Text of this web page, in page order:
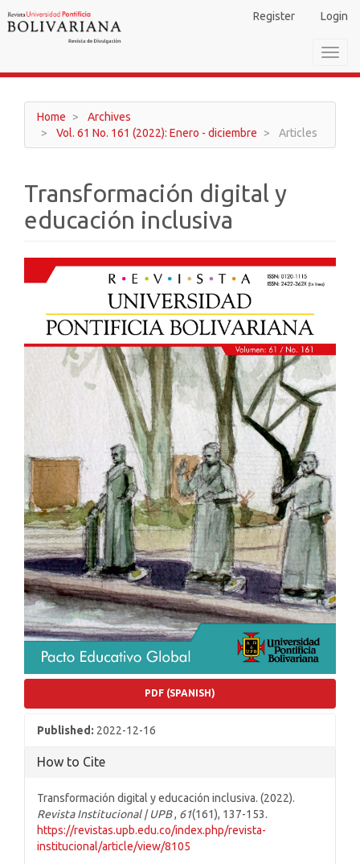
Navigation
Sidebar
Register Login
Home
Archives
Vol. 61 No. 161 (2022): Enero - diciembre
Articles
Transformación digital y
educación inclusiva
Article
Sidebar
PDF (SPANISH)
Published: 2022-12-16
How to Cite
Transformación digital y educación inclusiva. (2022).
Revista Institucional | UPB, 61(161), 137-153.
https://revistas.upb.edu.co/index.php/revista-
institucional/article/view/8105